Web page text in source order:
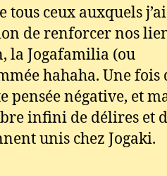
tous ceux auxquels j’ai
de renforcer nos
la Jogafamilia (ou
hahaha. Une fois
pensée négative, et
infini de délires et
unis chez Jogaki.